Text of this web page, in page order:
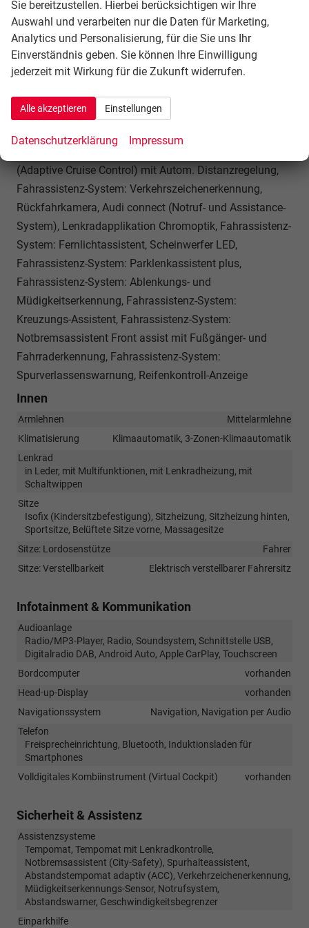
Drive Select, Wegfahrsperre (elektronisch), Getriebe 7-
Gang - Doppelkupplungsgetriebe S-tronic, Digitaler
Fahrzeugschlüssel, Isofix-Aufnahmen für Kindersitz an
Beifahrersitz und Rücksitz, Schließ-/Startsystem
Advanced Key (Komfortschlüssel, ohne Safelock),
Gepäckraumklappe elektr. betätigt (öffnen + schliessen)
(Adaptive Cruise Control) mit Autom. Distanzregelung,
Fahrassistenz-System: Verkehrszeichenerkennung,
Rückfahrkamera, Audi connect (Notruf- und Assistance-
System), Lenkradapplikation Chromoptik, Fahrassistenz-
System: Fernlichtassistent, Scheinwerfer LED,
Fahrassistenz-System: Parklenkassistent plus,
Fahrassistenz-System: Ablenkungs- und
Müdigkeitserkennung, Fahrassistenz-System:
Kreuzungs-Assistent, Fahrassistenz-System:
Notbremsassistent Front assist mit Fußgänger- und
Fahrraderkennung, Fahrassistenz-System:
Spurverlassenswarnung, Reifenkontroll-Anzeige
Innen
Armlehnen
Mittelarmlehne
Klimatisierung
Klimaautomatik, 3-Zonen-Klimaautomatik
Lenkrad
in Leder, mit Multifunktionen, mit Lenkradheizung, mit
Schaltwippen
Sitze
Isofix (Kindersitzbefestigung), Sitzheizung, Sitzheizung hinten,
Sportsitze, Belüftete Sitze vorne, Massagesitze
Sitze: Lordosenstütze
Fahrer
Sitze: Verstellbarkeit
Elektrisch verstellbarer Fahrersitz
Infotainment & Kommunikation
Audioanlage
Radio/MP3-Player, Radio, Soundsystem, Schnittstelle USB,
Digitalradio DAB, Android Auto, Apple CarPlay, Touchscreen
Bordcomputer
vorhanden
Head-up-Display
vorhanden
Navigationssystem
Navigation, Navigation per Audio
Telefon
Freisprecheinrichtung, Bluetooth, Induktionsladen für
Smartphones
Volldigitales Kombiinstrument (Virtual Cockpit)
vorhanden
Sicherheit & Assistenz
Assistenzsysteme
Tempomat, Tempomat mit Lenkradkontrolle,
Notbremsassistent (City-Safety), Spurhalteassistent,
Abstandstempomat adaptiv (ACC), Verkehrzeichenerkennung,
Müdigkeitserkennungs-Sensor, Notrufsystem,
Abstandswarner, Geschwindigkeitsbegrenzer
Einparkhilfe
Sie bereitzustellen. Hierbei berücksichtigen wir Ihre
Auswahl und verarbeiten nur die Daten für Marketing,
Analytics und Personalisierung, für die Sie uns Ihr
Einverständnis geben. Sie können Ihre Einwilligung
jederzeit mit Wirkung für die Zukunft widerrufen.
Alle akzeptieren Einstellungen
Datenschutzerklärung Impressum